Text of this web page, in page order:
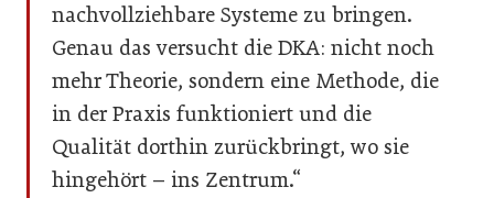
nachvollziehbare Systeme zu bringen.
Genau das versucht die DKA: nicht noch
mehr Theorie, sondern eine Methode, die
in der Praxis funktioniert und die
Qualität dorthin zurückbringt, wo sie
hingehört – ins Zentrum.“